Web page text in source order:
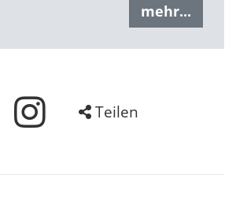
mehr...
Teilen